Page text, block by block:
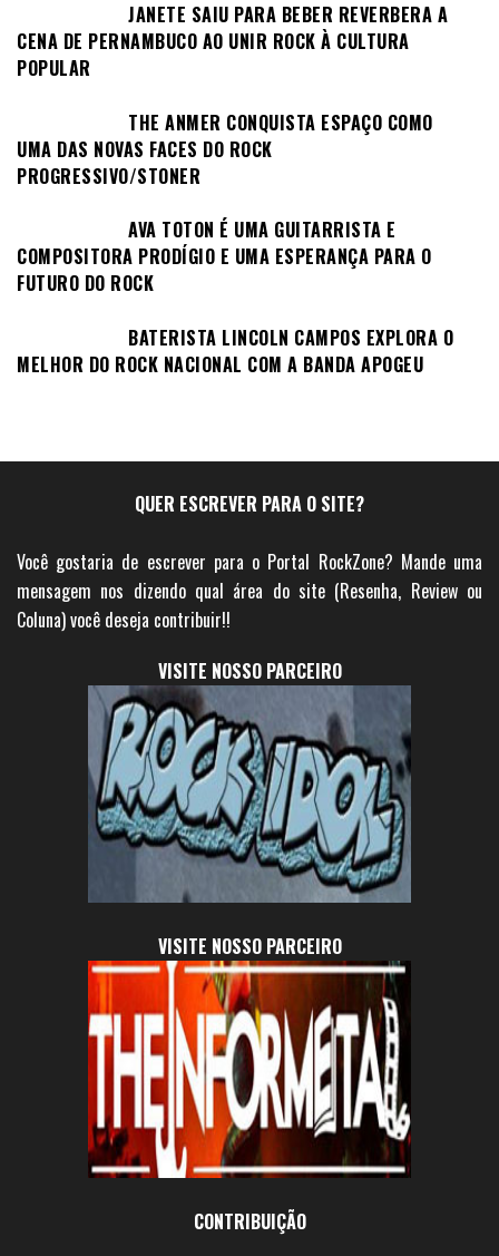
JANETE SAIU PARA BEBER REVERBERA A
CENA DE PERNAMBUCO AO UNIR ROCK À CULTURA
POPULAR
THE ANMER CONQUISTA ESPAÇO COMO
UMA DAS NOVAS FACES DO ROCK
PROGRESSIVO/STONER
AVA TOTON É UMA GUITARRISTA E
COMPOSITORA PRODÍGIO E UMA ESPERANÇA PARA O
FUTURO DO ROCK
BATERISTA LINCOLN CAMPOS EXPLORA O
MELHOR DO ROCK NACIONAL COM A BANDA APOGEU
QUER ESCREVER PARA O SITE?
Você gostaria de escrever para o Portal RockZone? Mande uma
mensagem nos dizendo qual área do site (Resenha, Review ou
Coluna) você deseja contribuir!!
VISITE NOSSO PARCEIRO
VISITE NOSSO PARCEIRO
CONTRIBUIÇÃO